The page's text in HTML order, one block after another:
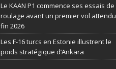
Le KAAN P1 commence ses essais de
roulage avant un premier vol attendu
fin 2026
Les F-16 turcs en Estonie illustrent le
poids stratégique d’Ankara